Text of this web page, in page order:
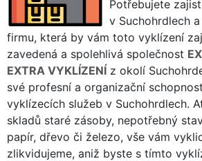
Potřebujete
v Suchohrdlech
firmu, která by vám toto vyklízení
zavedená a spolehlivá společnost
EXTRA VYKLÍZENÍ z okolí
své profesní a organizační
vyklízecích služeb v Suchohrdlech.
skladů staré zásoby, nepotřebný
papír, dřevo či železo, vše vám
zlikvidujeme, aniž byste s tímto